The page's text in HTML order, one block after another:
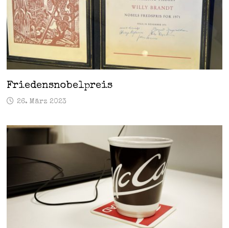
Friedensnobelpreis
26. März 2023